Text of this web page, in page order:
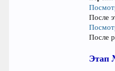
После
После
Этап